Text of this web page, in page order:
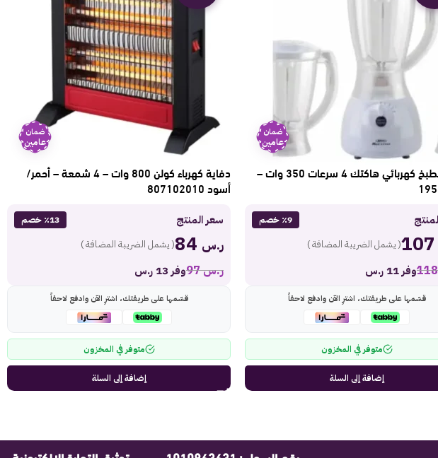
ضمان
عامين
خلاط مطبخ كهربائي هاكتك 4 سرعات 350 وات –
٪9 خصم
( يشمل الضريبة المضافة )
وفر 11 ر.س
قسّمها على طريقتك، اشترِ الآن وادفع لاحقاً
متوفر في المخزون
إضافة إلى السلة
ضمان
عامين
دفاية كهرباء كولن 800 وات – 4 شمعة – أحمر/
أسود 807102010
سعر المنتج ٪13 خصم
ر.س ( يشمل الضريبة المضافة )
ر.س97 وفر 13 ر.س
قسّمها على طريقتك، اشترِ الآن وادفع لاحقاً
متوفر في المخزون
إضافة إلى السلة